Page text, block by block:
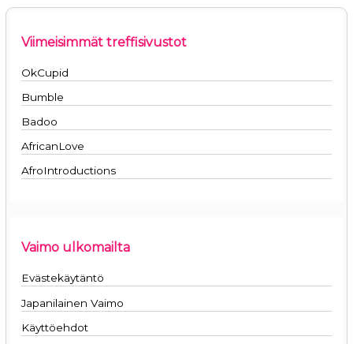
Viimeisimmät treffisivustot
OkCupid
Bumble
Badoo
AfricanLove
AfroIntroductions
Vaimo ulkomailta
Evästekäytäntö
Japanilainen Vaimo
Käyttöehdot